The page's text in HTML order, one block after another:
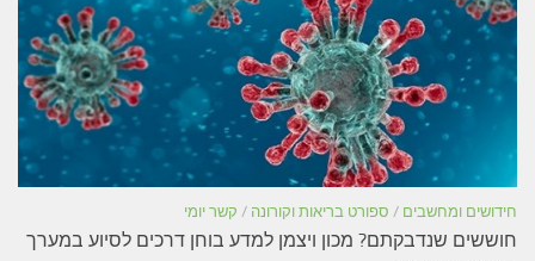
חידושים ומחשבים / ספורט בריאות וקורונה / קשר יומי
חוששים שנדבקתם? מכון ויצמן למדע בוחן דרכים לסיוע במערך